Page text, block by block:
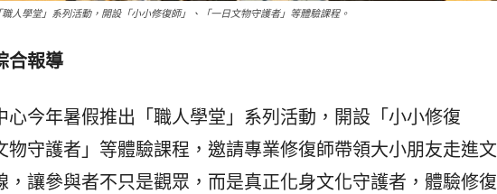
人學堂」系列活動，開設「小小修復師」、「一日文物守護者」等體驗課程。
合報導
今年暑假推出「職人學堂」系列活動，開設「小小修復
物守護者」等體驗課程，邀請專業修復師帶領大小朋友走進文
，讓參與者不只是觀眾，而是真正化身文化守護者，體驗修復